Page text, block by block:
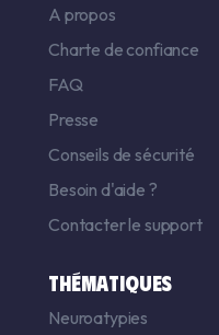
A propos
Charte de confiance
FAQ
Presse
Conseils de sécurité
Besoin d'aide ?
Contacter le support
THÉMATIQUES
Neuroatypies